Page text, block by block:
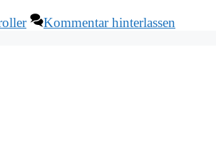
Kommentar hinterlassen